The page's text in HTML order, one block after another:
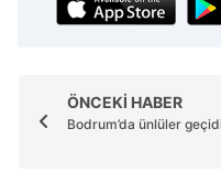
ÖNCEKİ HABER
Bodrum’da ünlüler